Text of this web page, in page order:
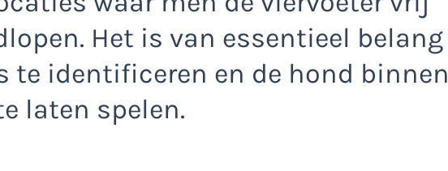
Het is van essentieel belang
te identificeren en de hond binnen
laten spelen.